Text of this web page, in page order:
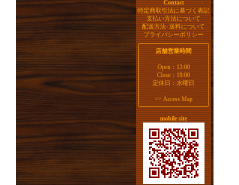
Contact
特定商取引法に基づく表記
支払い方法について
配送方法･送料について
プライバシーポリシー
店舗営業時間
Open：13:00
Close：19:00
定休日：水曜日
>>Access Map
mobile site